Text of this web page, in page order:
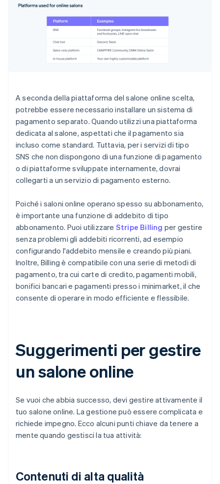
A seconda della piattaforma del salone online scelta,
potrebbe essere necessario installare un sistema di
pagamento separato. Quando utilizzi una piattaforma
dedicata al salone, aspettati che il pagamento sia
incluso come standard. Tuttavia, per i servizi di tipo
SNS che non dispongono di una funzione di pagamento
o di piattaforme sviluppate internamente, dovrai
collegarti a un servizio di pagamento esterno.
Poiché i saloni online operano spesso su abbonamento,
è importante una funzione di addebito di tipo
abbonamento. Puoi utilizzare Stripe Billing per gestire
senza problemi gli addebiti ricorrenti, ad esempio
configurando l'addebito mensile e creando più piani.
Inoltre, Billing è compatibile con una serie di metodi di
pagamento, tra cui carte di credito, pagamenti mobili,
bonifici bancari e pagamenti presso i minimarket, il che
consente di operare in modo efficiente e flessibile.
Suggerimenti per gestire
un salone online
Se vuoi che abbia successo, devi gestire attivamente il
tuo salone online. La gestione può essere complicata e
richiede impegno. Ecco alcuni punti chiave da tenere a
mente quando gestisci la tua attività:
Contenuti di alta qualità